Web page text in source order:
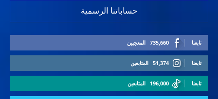
حساباتنا الرسمية
735,660 المعجبين تابعنا
51,374 المتابعين تابعنا
196,000 المتابعين تابعنا